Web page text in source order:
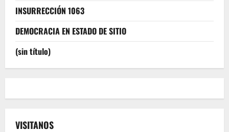
INSURRECCIÓN 1063
DEMOCRACIA EN ESTADO DE SITIO
(sin título)
VISITANOS